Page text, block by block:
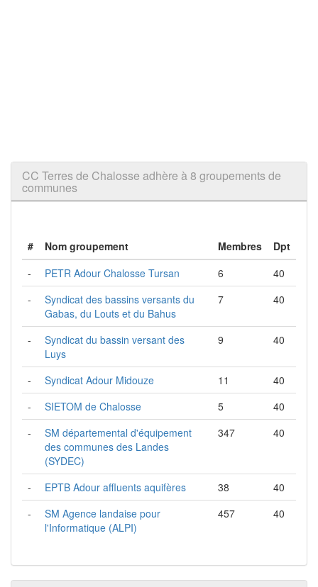
CC Terres de Chalosse adhère à 8 groupements de
communes
# Nom groupement Membres
Dpt
-
PETR Adour Chalosse Tursan 6
40
-
Syndicat des bassins versants du
Gabas, du Louts et du Bahus
7 40
-
Syndicat du bassin versant des
Luys
9 40
- Syndicat Adour Midouze 11
40
-
SIETOM de Chalosse 5
40
-
SM départemental d'équipement
des communes des Landes
(SYDEC)
347 40
- EPTB Adour affluents aquifères 38
40
-
SM Agence landaise pour
l'Informatique (ALPI)
457 40